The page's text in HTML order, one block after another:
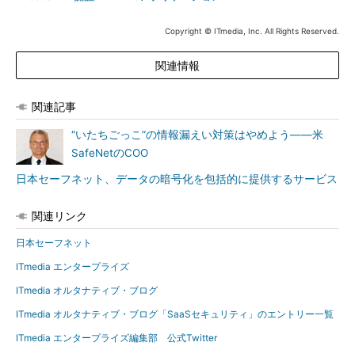
Copyright © ITmedia, Inc. All Rights Reserved.
関連情報
関連記事
“いたちごっこ”の情報漏えい対策はやめよう――米
SafeNetのCOO
日本セーフネット、データの暗号化を包括的に提供するサービス
関連リンク
日本セーフネット
ITmedia エンタープライズ
ITmedia オルタナティブ・ブログ
ITmedia オルタナティブ・ブログ「SaaSセキュリティ」のエントリー一覧
ITmedia エンタープライズ編集部 公式Twitter